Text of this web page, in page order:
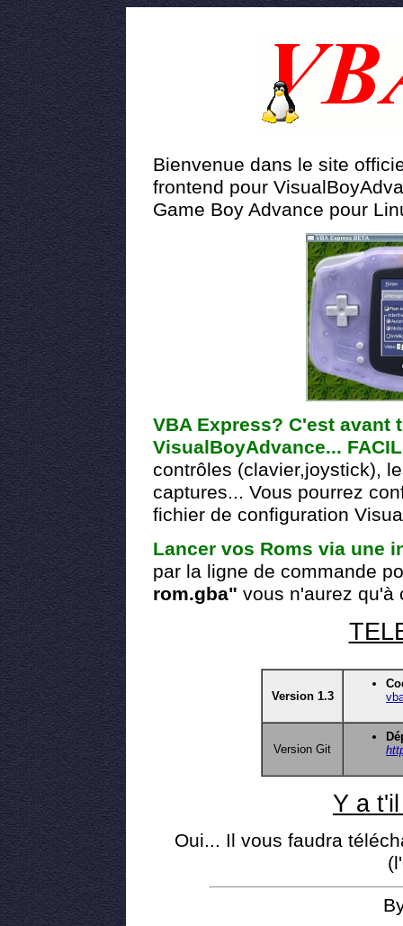
Bienvenue dans le site
frontend pour
Game Boy Advance pour
VBA Express? C'est avant
VisualBoyAdvance...
contrôles (clavier,joystick),
captures... Vous pourrez
fichier de configuration
Lancer vos Roms via une
par la ligne de commande
rom.gba" vous n'aurez
Version 1.3
Version Git
Y a
Oui... Il vous faudra